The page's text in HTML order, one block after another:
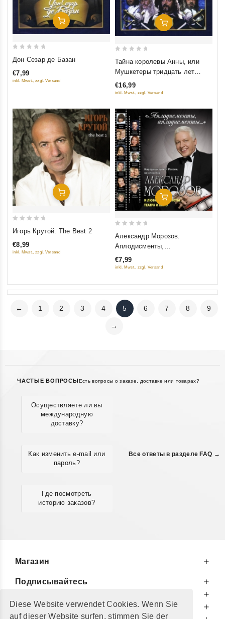
Diese Website verwendet Cookies. Wenn Sie
auf dieser Website surfen, stimmen Sie der
Добавить В Корзину
out
of
Дон Сезар де Базан
€7,99
inkl. Mwst., zzgl. Versand
Добавить В Корзину
5
Тайна королевы Анны, или
Мушкетеры тридцать лет
спустя
€16,99
inkl. Mwst., zzgl. Versand
Добавить В Корзину
of
Игорь Крутой. The Best 2
€8,99
inkl. Mwst., zzgl. Versand
Добавить В Корзину
5
Александр Морозов.
Аплодисменты,
аплодисменты…
€7,99
inkl. Mwst., zzgl. Versand
← 1 2 3 4 5 6 7 8 9
→
ЧАСТЫЕ ВОПРОСЫ Есть вопросы о заказе, доставке или товарах?
Осуществляете ли вы
международную
доставку?
Как изменить e-mail или
пароль?
Где посмотреть
историю заказов?
Все ответы в разделе FAQ →
Магазин
Подписывайтесь
Информируем Вас